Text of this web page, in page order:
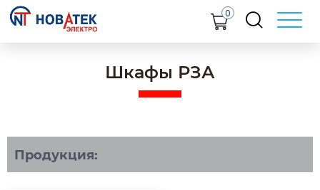
0
Шкафы РЗА
Продукция: